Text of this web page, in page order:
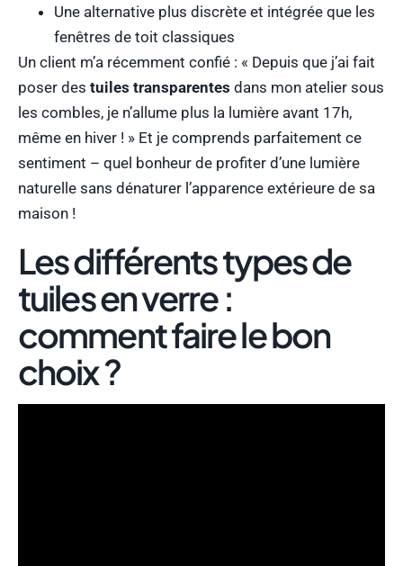
Une alternative plus discrète et intégrée que les
fenêtres de toit classiques
Un client m’a récemment confié : « Depuis que j’ai fait
poser des tuiles transparentes dans mon atelier sous
les combles, je n’allume plus la lumière avant 17h,
même en hiver ! » Et je comprends parfaitement ce
sentiment – quel bonheur de profiter d’une lumière
naturelle sans dénaturer l’apparence extérieure de sa
maison !
Les différents types de
tuiles en verre :
comment faire le bon
choix ?